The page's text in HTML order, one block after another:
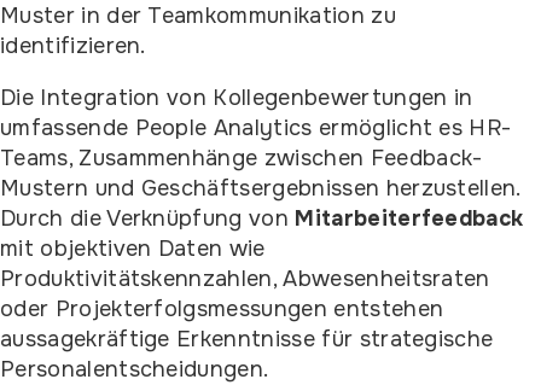
Muster in der Teamkommunikation zu
identifizieren.
Die Integration von Kollegenbewertungen in
umfassende People Analytics ermöglicht es HR-
Teams, Zusammenhänge zwischen Feedback-
Mustern und Geschäftsergebnissen herzustellen.
Durch die Verknüpfung von Mitarbeiterfeedback
mit objektiven Daten wie
Produktivitätskennzahlen, Abwesenheitsraten
oder Projekterfolgsmessungen entstehen
aussagekräftige Erkenntnisse für strategische
Personalentscheidungen.